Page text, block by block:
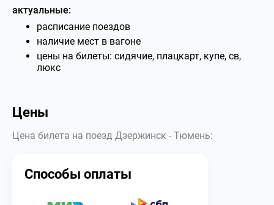
актуальные:
расписание поездов
наличие мест в вагоне
цены на билеты: сидячие, плацкарт, купе, св,
люкс
Цены
Цена билета на поезд Дзержинск - Тюмень:
Способы оплаты